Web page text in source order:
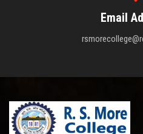
Email